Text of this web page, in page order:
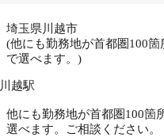
埼玉県川越市
(他にも勤務地が首都圏100箇
で選べます。)
川越駅
他にも勤務地が首都圏100箇
選べます。ご相談ください。